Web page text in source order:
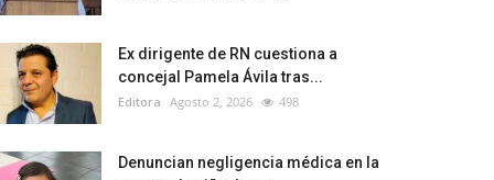
Ex dirigente de RN cuestiona a
concejal Pamela Ávila tras...
Editora Agosto 2, 2026 498
Denuncian negligencia médica en la